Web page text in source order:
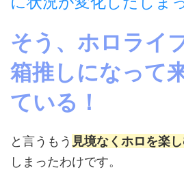
そう、ホロライ
箱推しになって
ている！
と言うもう 見境なくホロを楽
しまったわけです。